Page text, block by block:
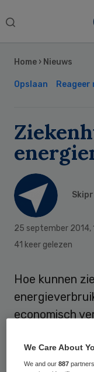
Search
Home › Nieuws
Opslaan Reageer
25 september 2014,
41 keer gelezen
Hoe kunnen
economisch
Daarover
Guide for
Sidebar
We Care About
We and our887